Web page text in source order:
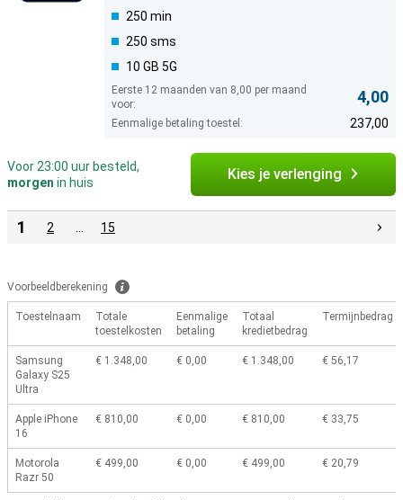
250 min
250 sms
10 GB 5G
Eerste 12 maanden van 8,00 per maand
voor:
4,00
Eenmalige betaling toestel: 237,00
Voor 23:00 uur besteld,
morgen in huis Kies je verlenging
1 2 … 15
Voorbeeldberekening
Toestelnaam
Totale
toestelkosten
Eenmalige
betaling
Totaal
kredietbedrag
Termijnbedrag
Samsung
Galaxy S25
Ultra
€ 1.348,00 € 0,00 € 1.348,00 € 56,17
Apple iPhone
16
€ 810,00 € 0,00 € 810,00 € 33,75
Motorola
Razr 50
€ 499,00 € 0,00 € 499,00 € 20,79